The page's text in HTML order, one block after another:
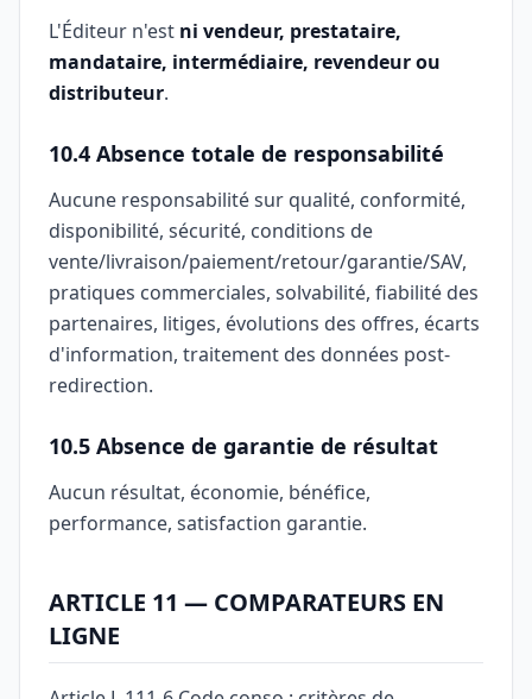
L'Éditeur n'est ni vendeur, prestataire,
mandataire, intermédiaire, revendeur ou
distributeur.
10.4 Absence totale de responsabilité
Aucune responsabilité sur qualité, conformité,
disponibilité, sécurité, conditions de
vente/livraison/paiement/retour/garantie/SAV,
pratiques commerciales, solvabilité, fiabilité des
partenaires, litiges, évolutions des offres, écarts
d'information, traitement des données post-
redirection.
10.5 Absence de garantie de résultat
Aucun résultat, économie, bénéfice,
performance, satisfaction garantie.
ARTICLE 11 — COMPARATEURS EN
LIGNE